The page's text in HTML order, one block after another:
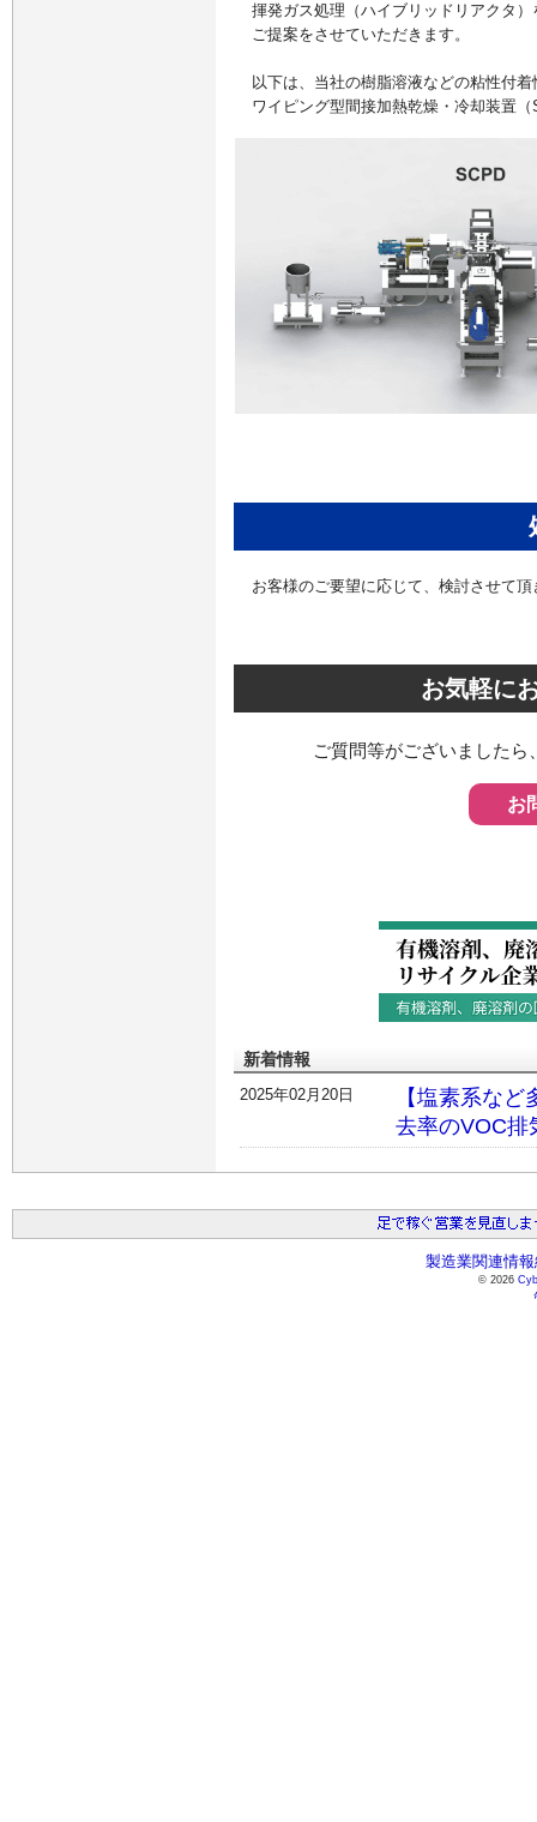
揮発ガス処理（ハイブリッドリアクタ
ご提案をさせていただきます。
以下は、当社の樹脂溶液などの粘性付
ワイピング型間接加熱乾燥・冷却装置
お客様のご要望に応じて、検討させて
お気軽に
ご質問等がございました
お
新着情報
2025年02月20日
【塩素系な
去率のVOC排
製造業関連情
© 2026